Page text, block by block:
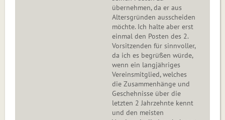
übernehmen, da er aus
Altersgründen ausscheiden
möchte. Ich halte aber erst
einmal den Posten des 2.
Vorsitzenden für sinnvoller,
da ich es begrüßen würde,
wenn ein langjähriges
Vereinsmitglied, welches
die Zusammenhänge und
Geschehnisse über die
letzten 2 Jahrzehnte kennt
und den meisten